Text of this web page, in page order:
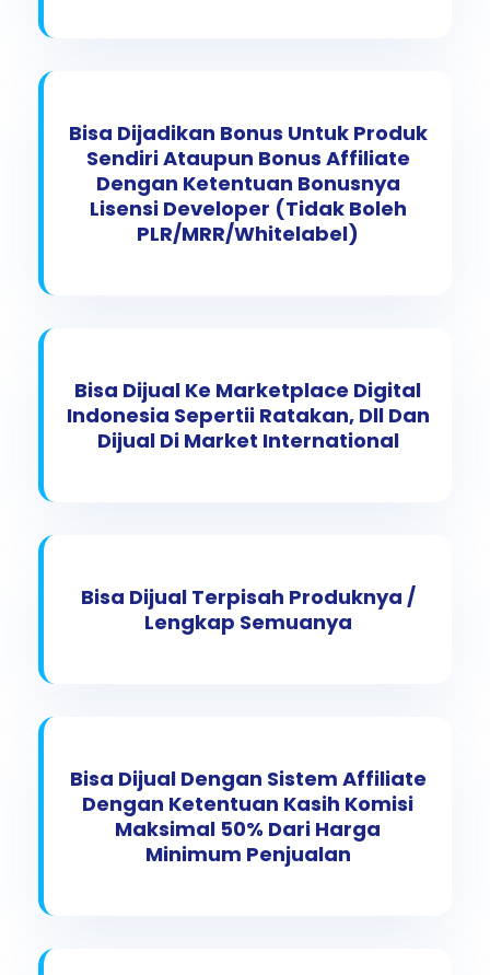
Bisa Dijadikan Bonus Untuk Produk
Sendiri Ataupun Bonus Affiliate
Dengan Ketentuan Bonusnya
Lisensi Developer (tidak Boleh
PLR/MRR/Whitelabel)
Bisa Dijual Ke Marketplace Digital
Indonesia Sepertii Ratakan, Dll Dan
Dijual Di Market International
Bisa Dijual Terpisah Produknya /
Lengkap Semuanya
Bisa Dijual Dengan Sistem Affiliate
Dengan Ketentuan Kasih Komisi
Maksimal 50% Dari Harga
Minimum Penjualan